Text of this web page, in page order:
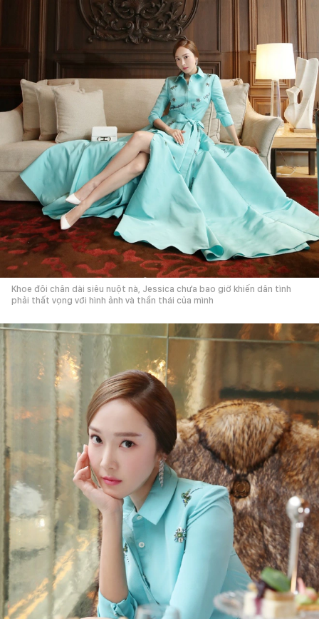
Khoe đôi chân dài siêu nuột nà, Jessica chưa bao giờ khiến dân tình
phải thất vọng với hình ảnh và thần thái của mình